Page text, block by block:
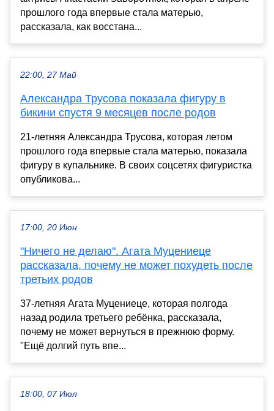
прошлого года впервые стала матерью,
рассказала, как восстана...
22:00, 27 Май
Александра Трусова показала фигуру в
бикини спустя 9 месяцев после родов
21-летняя Александра Трусова, которая летом
прошлого года впервые стала матерью, показала
фигуру в купальнике. В своих соцсетях фигуристка
опубликова...
17:00, 20 Июн
"Ничего не делаю". Агата Муцениеце
рассказала, почему не может похудеть после
третьих родов
37-летняя Агата Муцениеце, которая полгода
назад родила третьего ребёнка, рассказала,
почему не может вернуться в прежнюю форму.
"Ещё долгий путь впе...
18:00, 07 Июл